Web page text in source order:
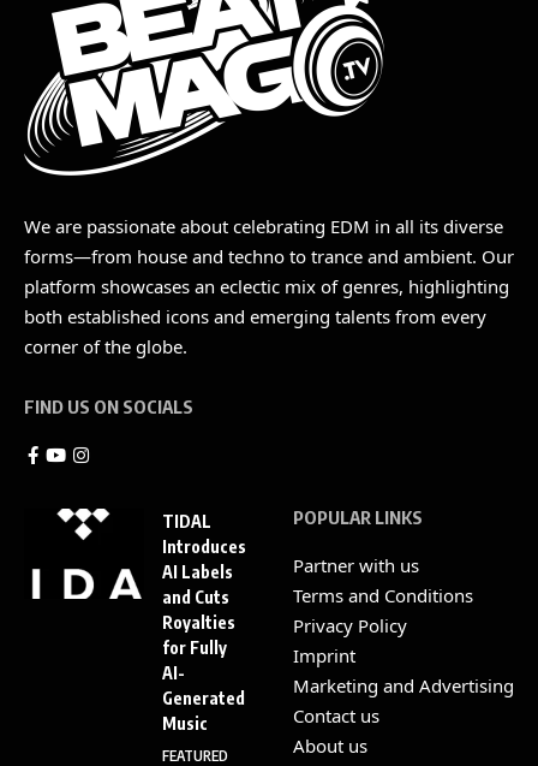
We are passionate about celebrating EDM in all its diverse
forms—from house and techno to trance and ambient. Our
platform showcases an eclectic mix of genres, highlighting
both established icons and emerging talents from every
corner of the globe.
FIND US ON SOCIALS
TIDAL
Introduces
AI Labels
and Cuts
Royalties
for Fully
AI-
Generated
Music
FEATURED
POPULAR LINKS
Partner with us
Terms and Conditions
Privacy Policy
Imprint
Marketing and Advertising
Contact us
About us